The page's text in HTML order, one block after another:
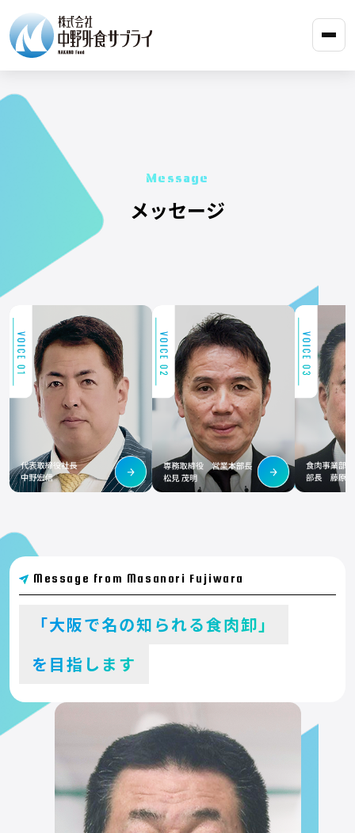
Message
メッセージ
Message from Masanori Fujiwara
「大阪で名の知られる食肉卸」
を目指します